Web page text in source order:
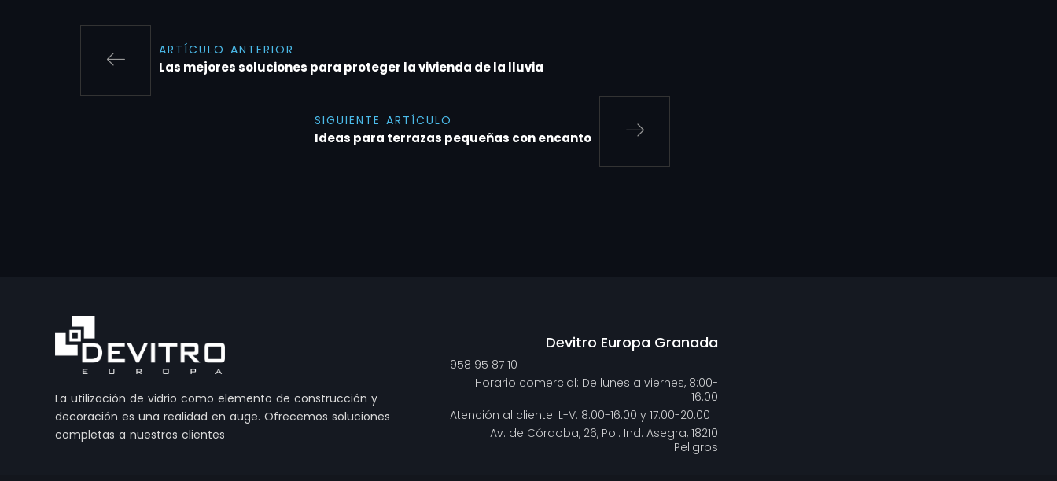
ARTÍCULO ANTERIOR
Las mejores soluciones para proteger la vivienda de la lluvia
SIGUIENTE ARTÍCULO
Ideas para terrazas pequeñas con encanto
La utilización de vidrio como elemento de construcción y
decoración es una realidad en auge. Ofrecemos soluciones
completas a nuestros clientes
Devitro Europa Granada
958 95 87 10
Horario comercial: De lunes a viernes, 8:00-
16:00
Atención al cliente: L-V: 8:00-16:00 y 17:00-20:00
Av. de Córdoba, 26, Pol. Ind. Asegra, 18210
Peligros